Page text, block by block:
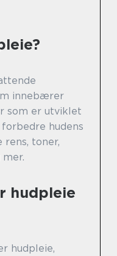
innebærer
som er utviklet
hudens
rens, toner,
hudpleie
hudpleie,